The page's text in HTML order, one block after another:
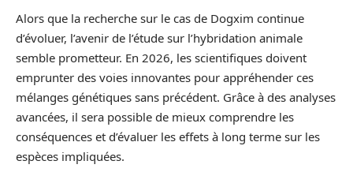
Alors que la recherche sur le cas de Dogxim continue
d’évoluer, l’avenir de l’étude sur l’hybridation animale
semble prometteur. En 2026, les scientifiques doivent
emprunter des voies innovantes pour appréhender ces
mélanges génétiques sans précédent. Grâce à des analyses
avancées, il sera possible de mieux comprendre les
conséquences et d’évaluer les effets à long terme sur les
espèces impliquées.